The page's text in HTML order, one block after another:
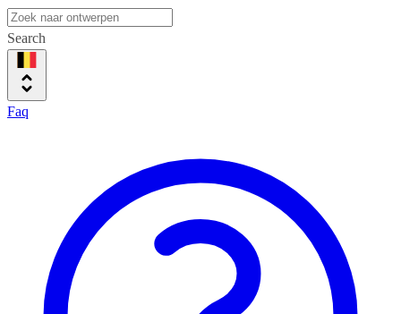
Search
Faq